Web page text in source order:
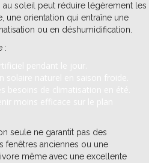
au soleil peut réduire légèrement les
une orientation qui entraîne une
ou en déshumidification.
:
seule ne garantit pas des
fenêtres anciennes ou une
même avec une excellente